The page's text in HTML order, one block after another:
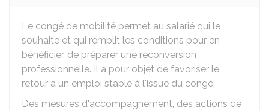
Le congé de mobilité permet au salarié qui le
souhaite et qui remplit les conditions pour en
bénéficier, de préparer une reconversion
professionnelle. Il a pour objet de favoriser le
retour à un emploi stable à l'issue du congé.
Des mesures d'accompagnement, des actions de